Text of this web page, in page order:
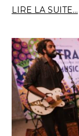
LIRE LA SUITE...